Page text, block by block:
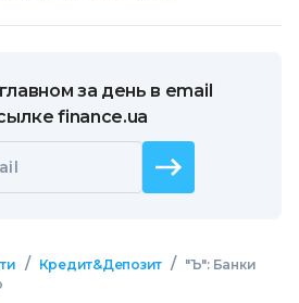
за день в email
finance.ua
/ Кредит&Депозит /
"Ъ": Банки